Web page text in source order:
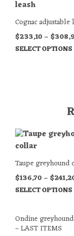
Cognac adjustable
$233,10– $
SELECT OPTIONS
Taupe greyhound
$136,70– $
SELECT OPTIONS
Ondine
– LAST ITEMS